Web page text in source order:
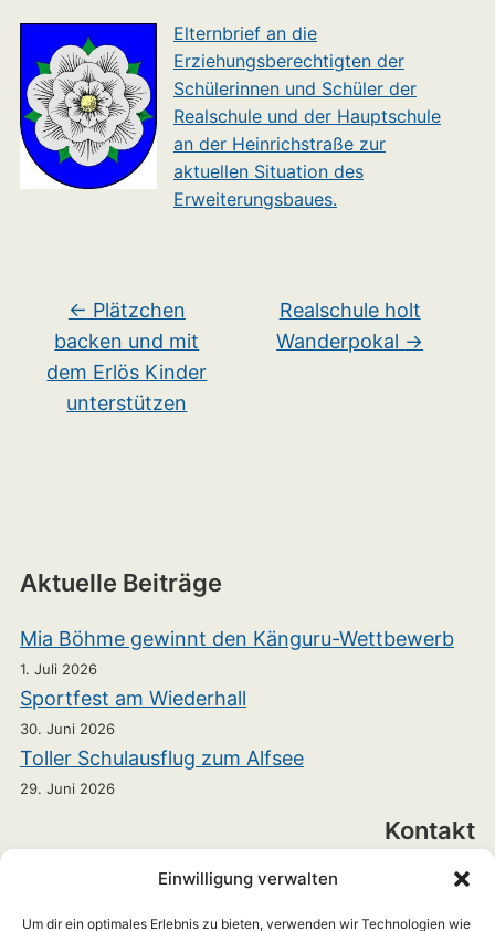
Einwilligung verwalten
Um dir ein optimales Erlebnis zu bieten, verwenden wir Technologien wie
Elternbrief an die
Erziehungsberechtigten der
Schülerinnen und Schüler der
Realschule und der Hauptschule
an der Heinrichstraße zur
aktuellen Situation des
Erweiterungsbaues.
← Plätzchen
backen und mit
dem Erlös Kinder
unterstützen
Realschule holt
Wanderpokal →
Aktuelle Beiträge
Mia Böhme gewinnt den Känguru-Wettbewerb
1. Juli 2026
Sportfest am Wiederhall
30. Juni 2026
Toller Schulausflug zum Alfsee
29. Juni 2026
Kontakt
Realschule Bramsche
Heinrichstraße 7